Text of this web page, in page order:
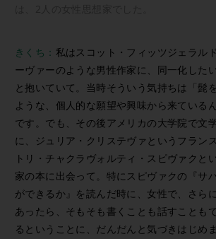
きくち： 私はスコット・フィッツジェラル
ーヴァーのような男性作家に、同一化した
と抱いていて。当時そういう気持ちは「髭
ような、個人的な願望や興味から来ている
です。でも、その後アメリカの大学院で文
に、ジュリア・クリステヴァというフラン
トリ・チャクラヴォルティ・スピヴァクと
家の本に出会って。特にスピヴァクの『サ
ができるか』を読んだ時に、女性で、さら
あったら、そもそも書くことも話すことも
るということに、だんだんと気づきはじめま